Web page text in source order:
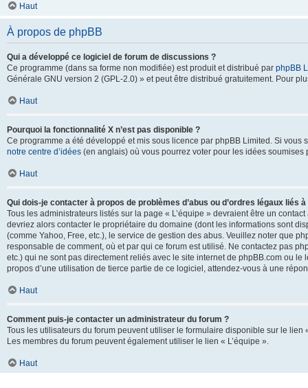
Haut
À propos de phpBB
Qui a développé ce logiciel de forum de discussions ?
Ce programme (dans sa forme non modifiée) est produit et distribué par phpBB
Générale GNU version 2 (GPL-2.0) » et peut être distribué gratuitement. Pour
Haut
Pourquoi la fonctionnalité X n’est pas disponible ?
Ce programme a été développé et mis sous licence par phpBB Limited. Si
notre centre d’idées (en anglais) où vous pourrez voter pour les idées soumises
Haut
Qui dois-je contacter à propos de problèmes d’abus ou d’ordres légaux liés
Tous les administrateurs listés sur la page « L’équipe » devraient être un
devriez alors contacter le propriétaire du domaine (dont les informations sont
(comme Yahoo, Free, etc.), le service de gestion des abus. Veuillez noter que
responsable de comment, où et par qui ce forum est utilisé. Ne contactez pas
etc.) qui ne sont pas directement reliés avec le site internet de phpBB.com ou
propos d’une utilisation de tierce partie de ce logiciel, attendez-vous à une
Haut
Comment puis-je contacter un administrateur du forum ?
Tous les utilisateurs du forum peuvent utiliser le formulaire disponible sur le
Les membres du forum peuvent également utiliser le lien « L’équipe ».
Haut